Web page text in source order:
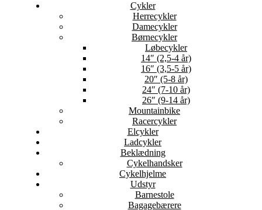
Cykler
Herrecykler
Damecykler
Børnecykler
Løbecykler
14″ (2,5-4 år)
16″ (3,5-5 år)
20″ (5-8 år)
24″ (7-10 år)
26″ (9-14 år)
Mountainbike
Racercykler
Elcykler
Ladcykler
Beklædning
Cykelhandsker
Cykelhjelme
Udstyr
Barnestole
Bagagebærere